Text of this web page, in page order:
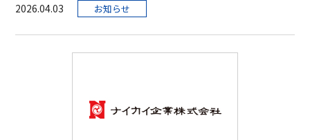
2026.04.03 お知らせ